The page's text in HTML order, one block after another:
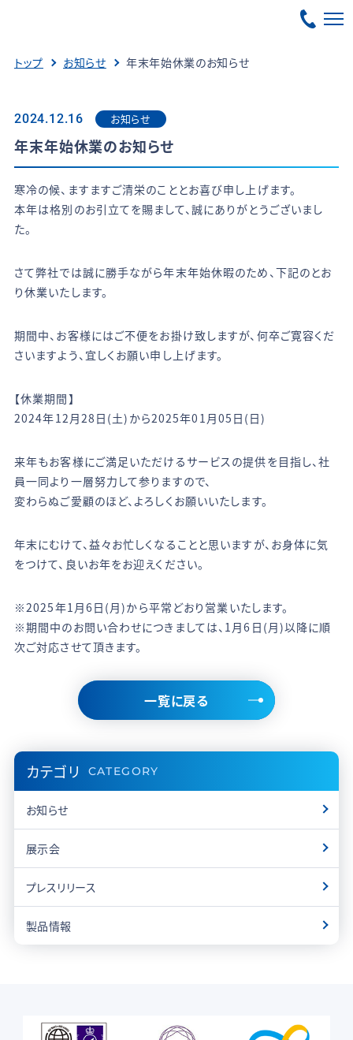
トップ お知らせ 年末年始休業のお知らせ
2024.12.16 お知らせ
年末年始休業のお知らせ
寒冷の候、ますますご清栄のこととお喜び申し上げます。
本年は格別のお引立てを賜まして、誠にありがとうございまし
た。
さて弊社では誠に勝手ながら年末年始休暇のため、下記のとお
り休業いたします。
期間中、お客様にはご不便をお掛け致しますが、何卒ご寛容くだ
さいますよう、宜しくお願い申し上げます。
【休業期間】
2024年12月28日(土)から2025年01月05日(日)
来年もお客様にご満足いただけるサービスの提供を目指し、社
員一同より一層努力して参りますので、
変わらぬご愛顧のほど、よろしくお願いいたします。
年末にむけて、益々お忙しくなることと思いますが、お身体に気
をつけて、良いお年をお迎えください。
※2025年1月6日(月)から平常どおり営業いたします。
※期間中のお問い合わせにつきましては、1月6日(月)以降に順
次ご対応させて頂きます。
一覧に戻る
カテゴリ CATEGORY
お知らせ
展示会
プレスリリース
製品情報